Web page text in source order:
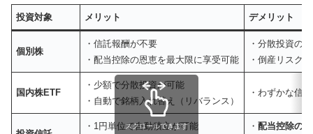
投資対象 メリット デメリット
個別株
・信託報酬が不要
・配当控除の恩恵を最大限に享受可能
・分散投資の
・倒産リスク
国内株ETF
・少額で分散投資が可能
・自動で銘柄入れ替え（リバランス）
・わずかな信
・1円単位で自動積立が可能
・配当控除の
スクロールできます